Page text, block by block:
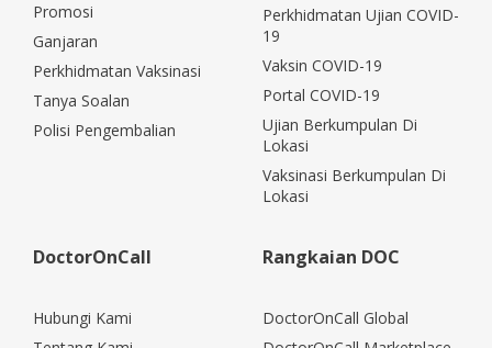
Promosi
Ganjaran
Perkhidmatan Vaksinasi
Tanya Soalan
Polisi Pengembalian
Perkhidmatan Ujian COVID-
19
Vaksin COVID-19
Portal COVID-19
Ujian Berkumpulan Di
Lokasi
Vaksinasi Berkumpulan Di
Lokasi
DoctorOnCall
Hubungi Kami
Rangkaian DOC
DoctorOnCall Global